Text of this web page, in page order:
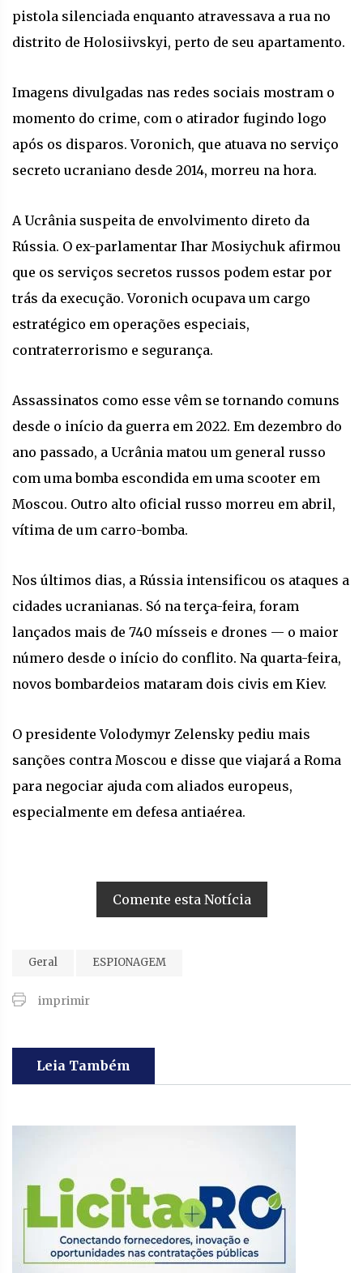
pistola silenciada enquanto atravessava a rua no
distrito de Holosiivskyi, perto de seu apartamento.
Imagens divulgadas nas redes sociais mostram o
momento do crime, com o atirador fugindo logo
após os disparos. Voronich, que atuava no serviço
secreto ucraniano desde 2014, morreu na hora.
A Ucrânia suspeita de envolvimento direto da
Rússia. O ex-parlamentar Ihar Mosiychuk afirmou
que os serviços secretos russos podem estar por
trás da execução. Voronich ocupava um cargo
estratégico em operações especiais,
contraterrorismo e segurança.
Assassinatos como esse vêm se tornando comuns
desde o início da guerra em 2022. Em dezembro do
ano passado, a Ucrânia matou um general russo
com uma bomba escondida em uma scooter em
Moscou. Outro alto oficial russo morreu em abril,
vítima de um carro-bomba.
Nos últimos dias, a Rússia intensificou os ataques a
cidades ucranianas. Só na terça-feira, foram
lançados mais de 740 mísseis e drones — o maior
número desde o início do conflito. Na quarta-feira,
novos bombardeios mataram dois civis em Kiev.
O presidente Volodymyr Zelensky pediu mais
sanções contra Moscou e disse que viajará a Roma
para negociar ajuda com aliados europeus,
especialmente em defesa antiaérea.
Comente esta Notícia
Geral ESPIONAGEM
imprimir
Leia Também